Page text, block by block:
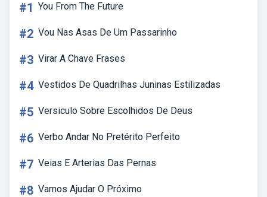
#1 You From The Future
#2 Vou Nas Asas De Um Passarinho
#3 Virar A Chave Frases
#4 Vestidos De Quadrilhas Juninas Estilizadas
#5 Versiculo Sobre Escolhidos De Deus
#6 Verbo Andar No Pretérito Perfeito
#7 Veias E Arterias Das Pernas
#8 Vamos Ajudar O Próximo